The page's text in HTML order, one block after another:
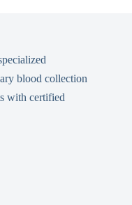
blood collection
with certified